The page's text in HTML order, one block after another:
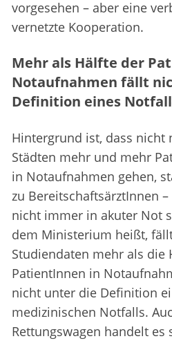
vorgesehen – aber eine
vernetzte Kooperation.
Mehr als Hälfte der
Notaufnahmen fällt
Definition eines
Hintergrund ist, dass nicht
Städten mehr und mehr
in Notaufnahmen gehen,
zu BereitschaftsärztInnen
nicht immer in akuter Not
dem Ministerium heißt,
Studiendaten mehr als die
PatientInnen in
nicht unter die Definition
medizinischen Notfalls.
Rettungswagen handelt